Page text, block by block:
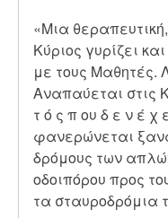
«Μια
Κύριος γυρίζει
με τους Μαθητές.
Αναπαύεται στις
τ ό ς π ου δ ε ν έ χ
φανερώνεται
δρόμους των
οδοιπόρου προς
τα σταυροδρόμια